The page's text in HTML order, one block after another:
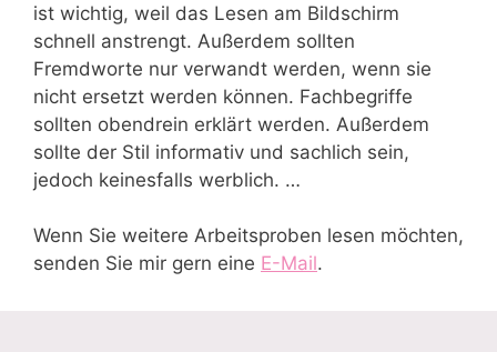
ist wichtig, weil das Lesen am Bildschirm
schnell anstrengt. Außerdem sollten
Fremdworte nur verwandt werden, wenn sie
nicht ersetzt werden können. Fachbegriffe
sollten obendrein erklärt werden. Außerdem
sollte der Stil informativ und sachlich sein,
jedoch keinesfalls werblich. …
Wenn Sie weitere Arbeitsproben lesen möchten,
senden Sie mir gern eine E-Mail.